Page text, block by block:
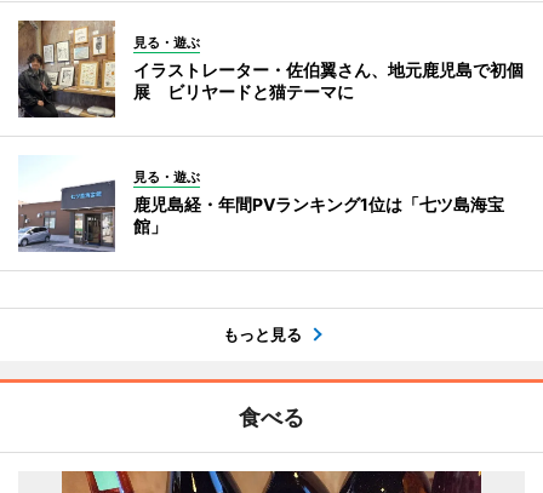
見る・遊ぶ
イラストレーター・佐伯翼さん、地元鹿児島で初個
展 ビリヤードと猫テーマに
見る・遊ぶ
鹿児島経・年間PVランキング1位は「七ツ島海宝
館」
もっと見る
食べる